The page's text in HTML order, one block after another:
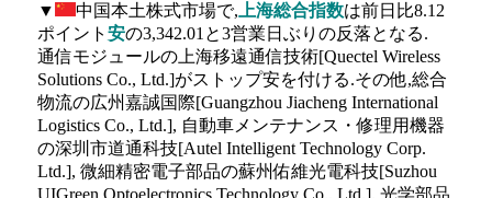
▼ 中国本土株式市場で, 上海総合指数は前日比8.12
ポイント 安の3,342.01と3営業日ぶりの反落となる.
通信モジュールの上海移遠通信技術[Quectel Wireless
Solutions Co., Ltd.]がストップ安を付ける.その他,総合
物流の広州嘉誠国際[Guangzhou Jiacheng International
Logistics Co., Ltd.], 自動車メンテナンス・修理用機器
の深圳市道通科技[Autel Intelligent Technology Corp.
Ltd.], 微細精密電子部品の蘇州佑維光電科技[Suzhou
UIGreen Optoelectronics Technology Co., Ltd.], 光学部品